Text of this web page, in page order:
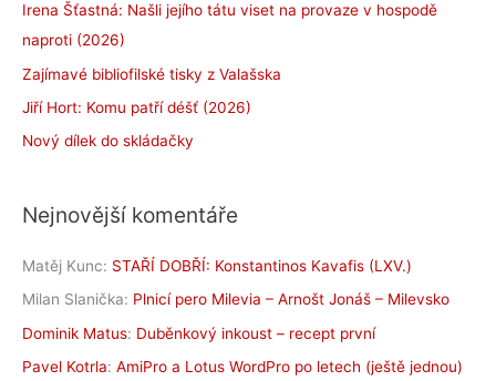
Irena Šťastná: Našli jejího tátu viset na provaze v hospodě
naproti (2026)
Zajímavé bibliofilské tisky z Valašska
Jiří Hort: Komu patří déšť (2026)
Nový dílek do skládačky
Nejnovější komentáře
Matěj Kunc: STAŘÍ DOBŘÍ: Konstantinos Kavafis (LXV.)
Milan Slanička: Plnicí pero Milevia – Arnošt Jonáš – Milevsko
Dominik Matus: Duběnkový inkoust – recept první
Pavel Kotrla: AmiPro a Lotus WordPro po letech (ještě jednou)